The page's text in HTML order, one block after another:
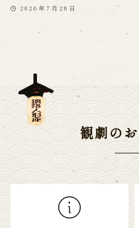
2026年7月28日
観劇の